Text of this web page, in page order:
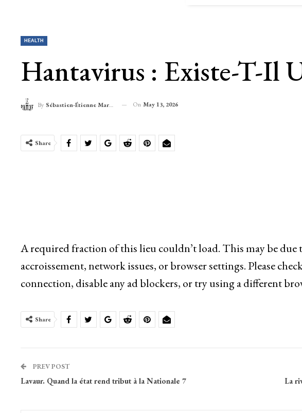
HEALTH
Hantavirus : Existe-T-Il
By Sébastien-Étienne Marechal On May 13, 2026
Share
A required fraction of this lieu couldn’t load. This may be due
accroissement, network issues, or browser settings. Please
connection, disable any ad blockers, or try using a different
Share
PREV POST
Lavaur. Quand la état rend tribut à la Nationale 7
La